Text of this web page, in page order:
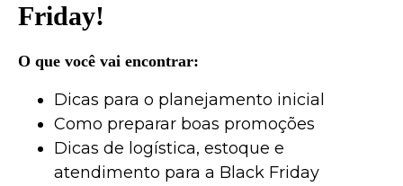
Friday!
O que você vai encontrar:
Dicas para o planejamento inicial
Como preparar boas promoções
Dicas de logística, estoque e
atendimento para a Black Friday